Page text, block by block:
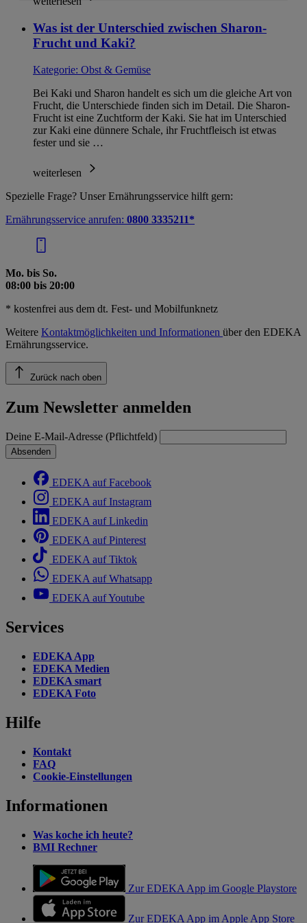
Was ist der Unterschied zwischen Sharon-
Frucht und Kaki?
Kategorie: Obst & Gemüse
Bei Kaki und Sharon handelt es sich um die gleiche Art von
Frucht, die Unterschiede finden sich im Detail. Die Sharon-
Frucht ist eine Zuchtform der Kaki. Sie hat im Unterschied
zur Kaki eine dünnere Schale, ihr Fruchtfleisch ist etwas
fester und sie …
weiterlesen
Spezielle Frage? Unser Ernährungsservice hilft gern:
Ernährungsservice anrufen: 0800 3335211*
Mo. bis So.
08:00 bis 20:00
* kostenfrei aus dem dt. Fest- und Mobilfunknetz
Weitere Kontaktmöglichkeiten und Informationen über den EDEKA
Ernährungsservice.
Zurück nach oben
Zum Newsletter anmelden
Deine E-Mail-Adresse (Pflichtfeld)
Absenden
EDEKA auf Facebook
EDEKA auf Instagram
EDEKA auf Linkedin
EDEKA auf Pinterest
EDEKA auf Tiktok
EDEKA auf Whatsapp
EDEKA auf Youtube
Services
EDEKA App
EDEKA Medien
EDEKA smart
EDEKA Foto
Hilfe
Kontakt
FAQ
Cookie-Einstellungen
Informationen
Was koche ich heute?
BMI Rechner
Zur EDEKA App im Google Playstore
Zur EDEKA App im Apple App Store